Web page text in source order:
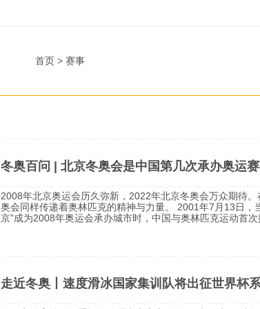
首页 > 赛事
冬奥百问 | 北京冬奥会是中国第几次承办奥运赛
2008年北京奥运会历久弥新，2022年北京冬奥会万众期待
奥会同样传递着奥林匹克的精神与力量。 2001年7月13日，当前国际奥委会主席萨马兰奇宣布“北
京”成为2008年奥运会承办城市时，中国与奥林匹克运动首次携手。 这是百年奥运首次落
走近冬奥丨速度滑冰国家集训队将出征世界杯